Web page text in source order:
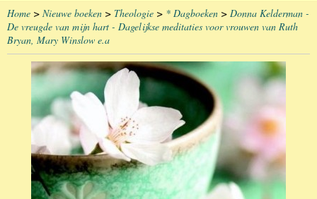
Home > Nieuwe boeken > Theologie > * Dagboeken > Donna Kelderman -
De vreugde van mijn hart - Dagelijkse meditaties voor vrouwen van Ruth
Bryan, Mary Winslow e.a